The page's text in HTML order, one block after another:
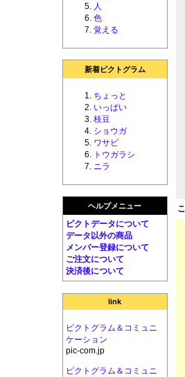
人
色
覚える
新着ピクトグラム
ちょっと
いっぱい
枝豆
ショウガ
ワサビ
トウガラシ
ニラ
ヘルプメニュー
ピクトデータについて
データ以外の商品
メンバー登録について
ご注文について
決済後について
link
ピクトグラム＆コミュニ
ケーション
pic-com.jp
ピクトグラム＆コミュニ